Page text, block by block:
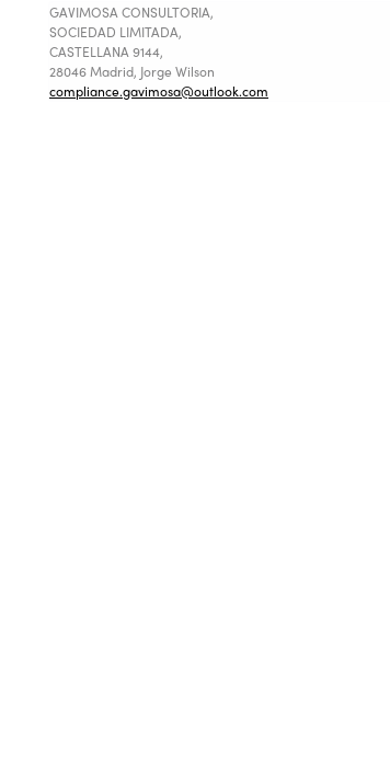
GAVIMOSA CONSULTORIA,
SOCIEDAD LIMITADA,
CASTELLANA 9144,
28046 Madrid, Jorge Wilson
compliance.gavimosa@outlook.com